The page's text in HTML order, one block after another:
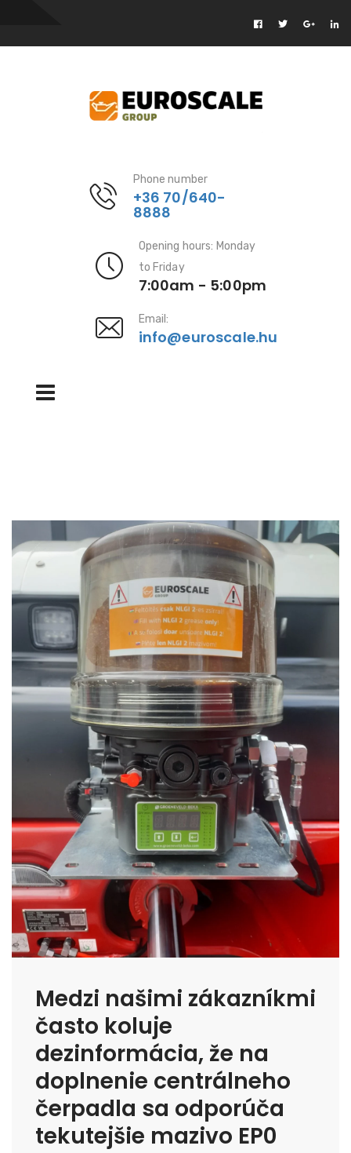
Phone number
+36 70/640-
8888
Opening hours: Monday
to Friday
7:00am - 5:00pm
Email:
info@euroscale.hu
Medzi našimi zákazníkmi
často koluje
dezinformácia, že na
doplnenie centrálneho
čerpadla sa odporúča
tekutejšie mazivo EP0